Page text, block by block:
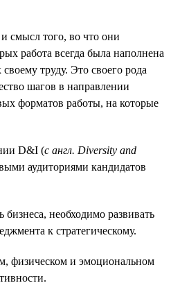
смысл того, во что они
работа всегда была наполнена
труду. Это своего рода
шагов в направлении
форматов работы, на которые
D&I (с англ. Diversity and
аудиториями кандидатов
необходимо развивать
к стратегическому.
физическом и эмоциональном